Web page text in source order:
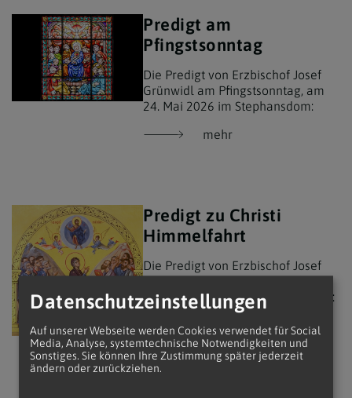
Predigt am
Pfingstsonntag
Die Predigt von Erzbischof Josef
Grünwidl am Pfingstsonntag, am
24. Mai 2026 im Stephansdom:
mehr
Predigt zu Christi
Himmelfahrt
Die Predigt von Erzbischof Josef
am 14. Mai 2026 im Stephansdom:
mehr
Datenschutzeinstellungen
Auf unserer Webseite werden Cookies verwendet für Social
Media, Analyse, systemtechnische Notwendigkeiten und
Sonstiges. Sie können Ihre Zustimmung später jederzeit
ändern oder zurückziehen.